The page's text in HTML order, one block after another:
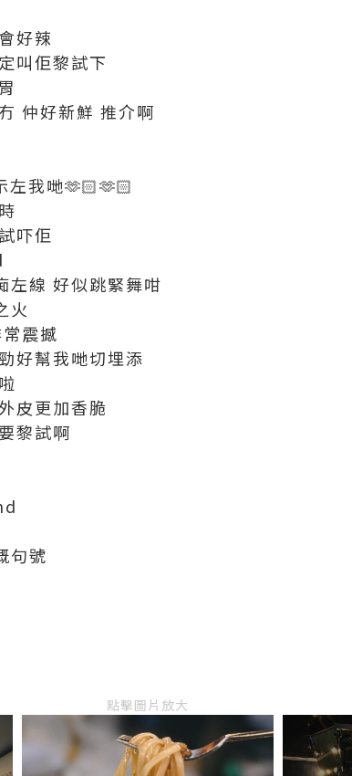
好辣
叫佢黎試下
仲好新鮮 推介啊
我哋🫶🏻🫶🏻
吓佢
左線 好似跳緊舞咁
火
震撼
好幫我哋切埋添
皮更加香脆
黎試啊
句號
點擊圖片放大